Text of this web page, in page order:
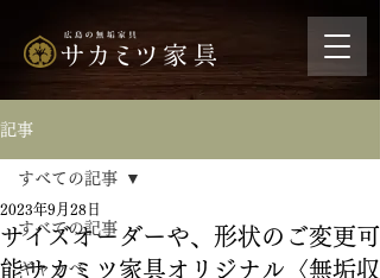
記事
すべての記事
ギャッベ
すべての記事
サイズオーダーや、形状のご変更可
能サカミツ家具オリジナル〈無垢収
2023年9月28日